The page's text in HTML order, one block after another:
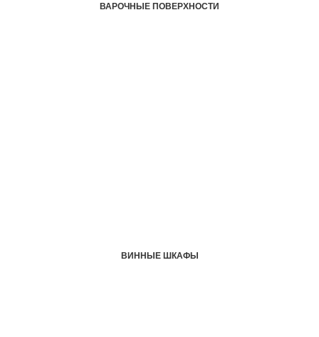
ВАРОЧНЫЕ ПОВЕРХНОСТИ
ВИННЫЕ ШКАФЫ